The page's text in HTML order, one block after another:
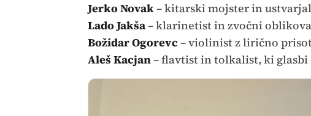
Jerko Novak– kitarski mojster in
Lado Jakša– klarinetist in zvočni
Božidar Ogorevc – violinist z lirično
Aleš Kacjan– flavtist in tolkalist, ki